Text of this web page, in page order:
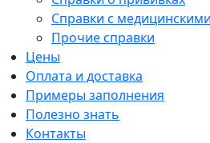
Справки с
Прочие справки
Цены
Оплата и доставка
Примеры заполнения
Полезно знать
Контакты